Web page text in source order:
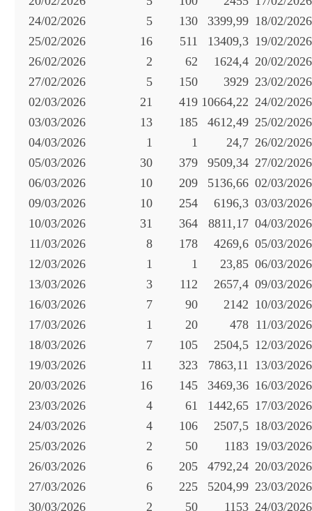
24/02/2026
5 130 3399,99 18/02/2026
25/02/2026
16 511 13409,3 19/02/2026
26/02/2026
2 62 1624,4 20/02/2026
27/02/2026
5 150 3929 23/02/2026
02/03/2026
21 419 10664,22 24/02/2026
03/03/2026
13 185 4612,49 25/02/2026
04/03/2026
1 1 24,7 26/02/2026
05/03/2026
30 379 9509,34 27/02/2026
06/03/2026
10 209 5136,66 02/03/2026
09/03/2026
10 254 6196,3 03/03/2026
10/03/2026
31 364 8811,17 04/03/2026
11/03/2026
8 178 4269,6 05/03/2026
12/03/2026
1 1 23,85 06/03/2026
13/03/2026
3 112 2657,4 09/03/2026
16/03/2026
7 90 2142 10/03/2026
17/03/2026
1 20 478 11/03/2026
18/03/2026
7 105 2504,5 12/03/2026
19/03/2026
11 323 7863,11 13/03/2026
20/03/2026
16 145 3469,36 16/03/2026
23/03/2026
4 61 1442,65 17/03/2026
24/03/2026
4 106 2507,5 18/03/2026
25/03/2026
2 50 1183 19/03/2026
26/03/2026
6 205 4792,24 20/03/2026
27/03/2026
6 225 5204,99 23/03/2026
30/03/2026
2 50 1153 24/03/2026